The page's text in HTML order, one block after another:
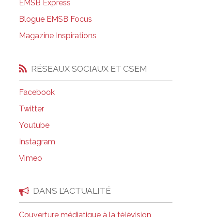
Coiffure et soins esthétiques à Laurier
EMSB Express
Blogue EMSB Focus
Magazine Inspirations
RÉSEAUX SOCIAUX ET CSEM
Facebook
Twitter
Youtube
Instagram
Vimeo
DANS L’ACTUALITÉ
Couverture médiatique à la télévision